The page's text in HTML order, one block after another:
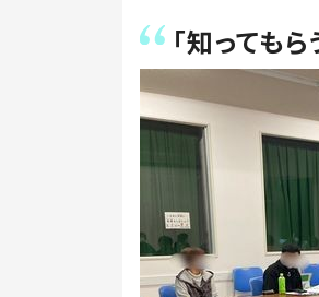
「知っても